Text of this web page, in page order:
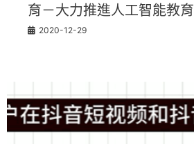
育－大力推進人工智能教育
2020-12-29